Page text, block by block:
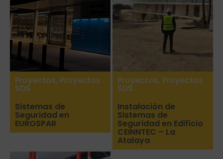
Proyectos, Proyectos
SDS
Sistemas de
Seguridad en
EUROSPAR
Proyectos, Proyectos
SDS
Instalación de
Sistemas de
Seguridad en Edificio
CEINNTEC – La
Atalaya